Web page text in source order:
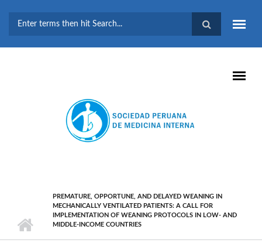
BÚSQUEDA
PREMATURE, OPPORTUNE, AND DELAYED WEANING IN
MECHANICALLY VENTILATED PATIENTS: A CALL FOR
IMPLEMENTATION OF WEANING PROTOCOLS IN LOW- AND
MIDDLE-INCOME COUNTRIES